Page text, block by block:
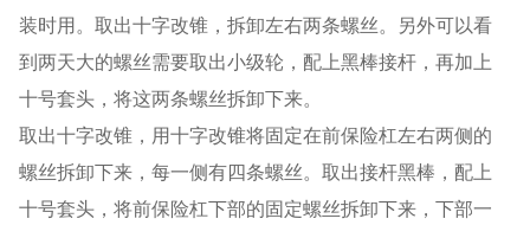
装时用。取出十字改锥，拆卸左右两条螺丝。另外可以看
到两天大的螺丝需要取出小级轮，配上黑棒接杆，再加上
十号套头，将这两条螺丝拆卸下来。
取出十字改锥，用十字改锥将固定在前保险杠左右两侧的
螺丝拆卸下来，每一侧有四条螺丝。取出接杆黑棒，配上
十号套头，将前保险杠下部的固定螺丝拆卸下来，下部一